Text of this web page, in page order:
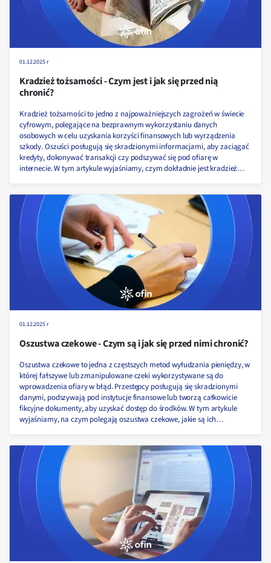
01.12.2025 r
Kradzież tożsamości - Czym jest i jak się przed nią
chronić?
Kradzież tożsamości to jedno z najpoważniejszych zagrożeń w świecie
cyfrowym, polegające na bezprawnym wykorzystaniu danych
osobowych w celu uzyskania korzyści finansowych lub wyrządzenia
szkody. Oszuści posługują się skradzionymi informacjami, aby zaciągać
kredyty, dokonywać transakcji czy podszywać się pod ofiarę w
internecie. W tym artykule wyjaśniamy, czym dokładnie jest kradzież
01.12.2025 r
Oszustwa czekowe - Czym są i jak się przed nimi chronić?
Oszustwa czekowe to jedna z częstszych metod wyłudzania pieniędzy, w
której fałszywe lub zmanipulowane czeki wykorzystywane są do
wprowadzenia ofiary w błąd. Przestępcy posługują się skradzionymi
danymi, podszywają pod instytucje finansowe lub tworzą całkowicie
fikcyjne dokumenty, aby uzyskać dostęp do środków. W tym artykule
wyjaśniamy, na czym polegają oszustwa czekowe, jakie są ich